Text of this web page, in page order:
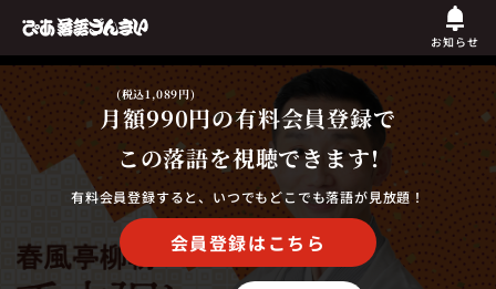
お知らせ
月額990円
(税込1,089円)
の有料会員登録で
この落語を視聴できます!
有料会員登録すると、いつでもどこでも落語が見放題！
会員登録はこちら